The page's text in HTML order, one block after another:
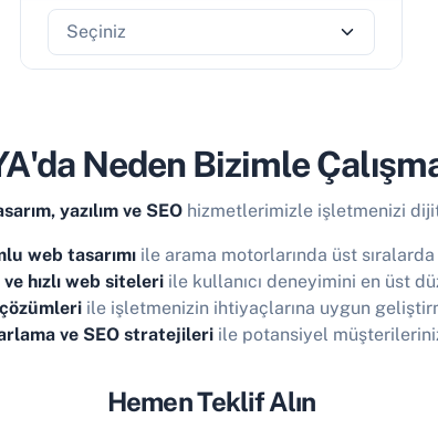
Neden Bizimle
yazılım ve SEOhizmetlerimizle işletmenizi
web tasarımı ile arama motorlarında üst sıralarda
hızlı web siteleri ile kullanıcı deneyimini en üst
ile işletmenizin ihtiyaçlarına uygun
ve SEO stratejileriile potansiyel
Hemen Teklif Alın